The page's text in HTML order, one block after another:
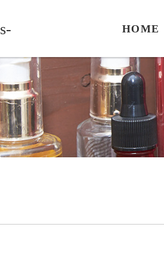
HOME